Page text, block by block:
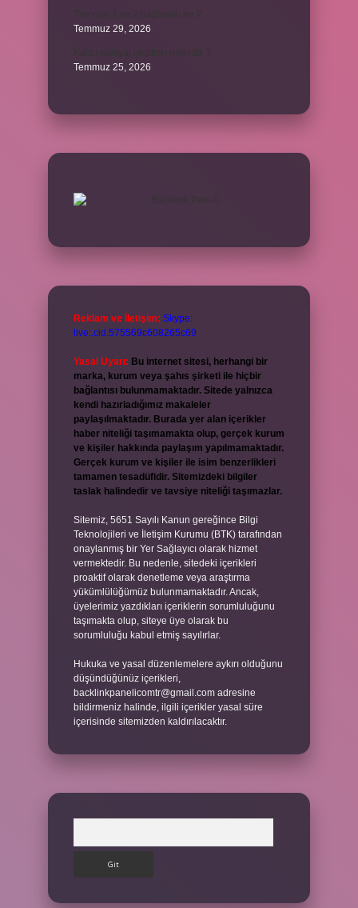
Temmuz 29, 2026
Temmuz 25, 2026
Reklam ve İletişim: Skype:
live:.cid.575569c608265c69
Yasal Uyarı: Bu internet sitesi, herhangi bir
marka, kurum veya şahıs şirketi ile hiçbir
bağlantısı bulunmamaktadır. Sitede yalnızca
kendi hazırladığımız makaleler
paylaşılmaktadır. Burada yer alan içerikler
haber niteliği taşımamakta olup, gerçek kurum
ve kişiler hakkında paylaşım yapılmamaktadır.
Gerçek kurum ve kişiler ile isim benzerlikleri
tamamen tesadüfidir. Sitemizdeki bilgiler
taslak halindedir ve tavsiye niteliği taşımazlar.
Sitemiz, 5651 Sayılı Kanun gereğince Bilgi
Teknolojileri ve İletişim Kurumu (BTK) tarafından
onaylanmış bir Yer Sağlayıcı olarak hizmet
vermektedir. Bu nedenle, sitedeki içerikleri
proaktif olarak denetleme veya araştırma
yükümlülüğümüz bulunmamaktadır. Ancak,
üyelerimiz yazdıkları içeriklerin sorumluluğunu
taşımakta olup, siteye üye olarak bu
sorumluluğu kabul etmiş sayılırlar.
Hukuka ve yasal düzenlemelere aykırı olduğunu
düşündüğünüz içerikleri,
backlinkpanelicomtr@gmail.com adresine
bildirmeniz halinde, ilgili içerikler yasal süre
içerisinde sitemizden kaldırılacaktır.